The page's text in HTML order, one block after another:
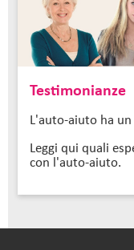
Testimonianze
L'auto-aiuto ha
Leggi qui quali
con l'auto-aiuto.